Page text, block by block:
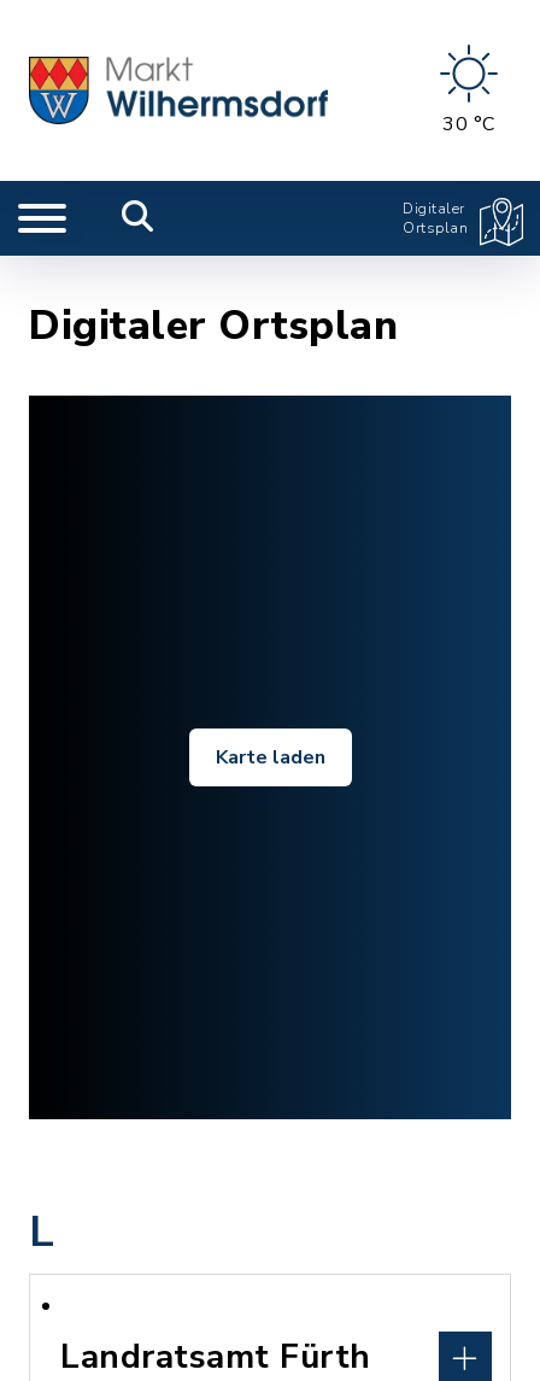
30 °C
Digitaler
Ortsplan
Digitaler Ortsplan
Karte laden
L
Landratsamt Fürth